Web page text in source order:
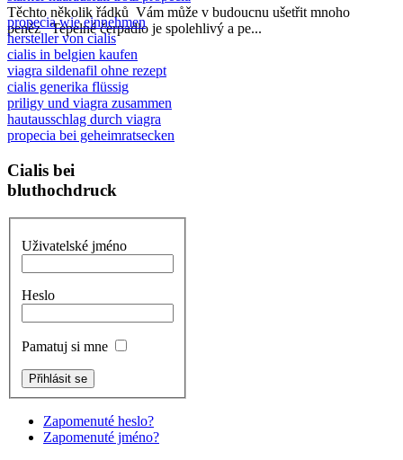
Těchto několik řádků Vám může v budoucnu ušetřit mnoho
peněz Tepelné čerpadlo je spolehlivý a pe...
propecia wie einnehmen
hersteller von cialis
cialis in belgien kaufen
viagra sildenafil ohne rezept
cialis generika flüssig
priligy und viagra zusammen
hautausschlag durch viagra
propecia bei geheimratsecken
Cialis bei
bluthochdruck
Uživatelské jméno
Heslo
Pamatuj si mne
Zapomenuté heslo?
Zapomenuté jméno?